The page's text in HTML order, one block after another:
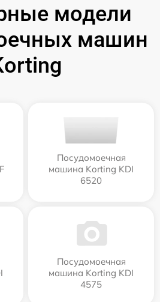
модели
машин
Посудомоечная
машина Korting KDI
6520
Посудомоечная
машина Korting KDI
4575